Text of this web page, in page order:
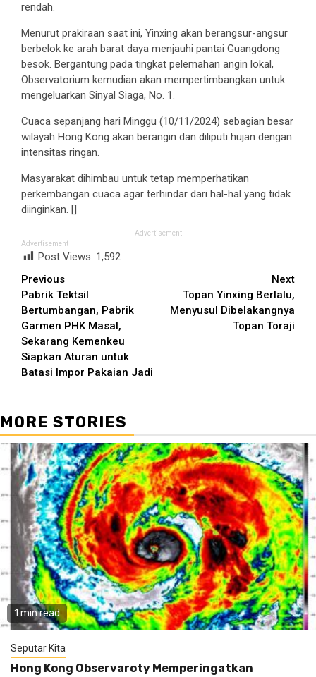
rendah.
Menurut prakiraan saat ini, Yinxing akan berangsur-angsur
berbelok ke arah barat daya menjauhi pantai Guangdong
besok. Bergantung pada tingkat pelemahan angin lokal,
Observatorium kemudian akan mempertimbangkan untuk
mengeluarkan Sinyal Siaga, No. 1.
Cuaca sepanjang hari Minggu (10/11/2024) sebagian besar
wilayah Hong Kong akan berangin dan diliputi hujan dengan
intensitas ringan.
Masyarakat dihimbau untuk tetap memperhatikan
perkembangan cuaca agar terhindar dari hal-hal yang tidak
diinginkan. []
Advertisement
Advertisement
Post Views: 1,592
Continue
Reading
Previous
Pabrik Tektsil
Bertumbangan, Pabrik
Garmen PHK Masal,
Sekarang Kemenkeu
Siapkan Aturan untuk
Batasi Impor Pakaian Jadi
Next
Topan Yinxing Berlalu,
Menyusul Dibelakangnya
Topan Toraji
MORE STORIES
1 min read
Seputar Kita
Hong Kong Observaroty Memperingatkan